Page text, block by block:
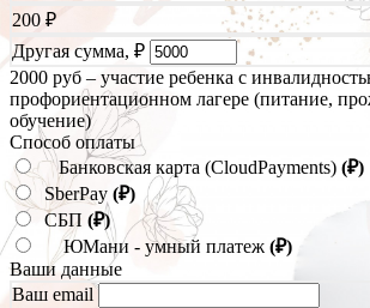
200 ₽
Другая сумма, ₽
2000 руб – участие ребенка с
профориентационном лагере (питание,
обучение)
Способ оплаты
Банковская карта (CloudPayments) (₽)
SberPay (₽)
СБП (₽)
ЮМани - умный платеж (₽)
Ваши данные
Ваш email